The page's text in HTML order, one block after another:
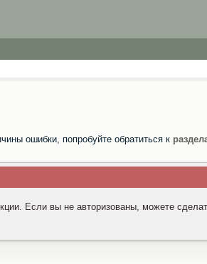
ошибки, попробуйте обратиться к
Если вы не авторизованы, можете